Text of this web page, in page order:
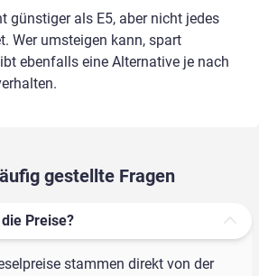
günstiger als E5, aber nicht jedes
Wer umsteigen kann, spart
ebenfalls eine Alternative je nach
gestellte Fragen
Preise?
stammen direkt von der